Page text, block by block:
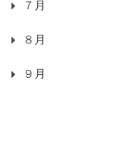
７月
８月
９月